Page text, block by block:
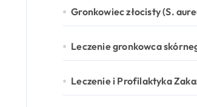
Gronkowiec złocisty (S.
Leczenie gronkowca
Leczenie i Profilaktyka